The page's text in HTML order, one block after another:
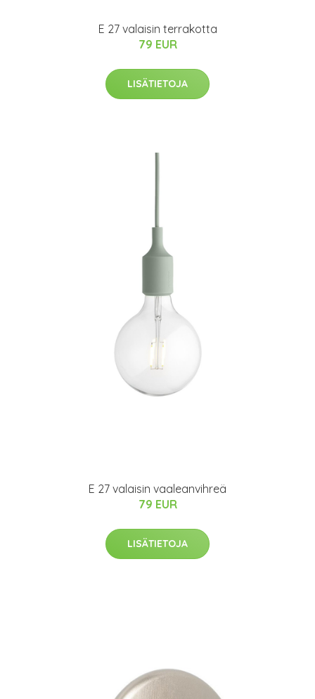
E 27 valaisin terrakotta
79 EUR
LISÄTIETOJA
E 27 valaisin vaaleanvihreä
79 EUR
LISÄTIETOJA